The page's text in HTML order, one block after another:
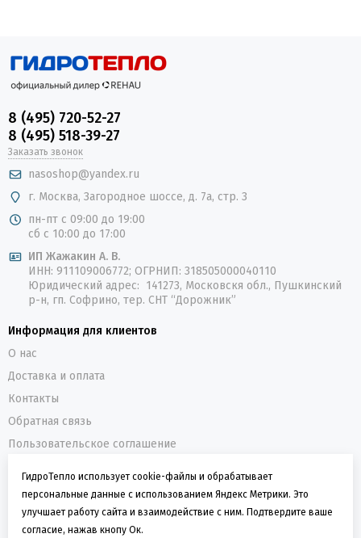
8 (495) 720-52-27
8 (495) 518-39-27
Заказать звонок
nasoshop@yandex.ru
г. Москва, Загородное шоссе, д. 7а, стр. 3
пн-пт с 09:00 до 19:00
сб с 10:00 до 17:00
ИП Жажакин А. В.
ИНН: 911109006772; ОГРНИП: 318505000040110
Юридический адрес: 141273, Московскя обл., Пушкинский
р-н, гп. Софрино, тер. СНТ “Дорожник”
Информация для клиентов
О нас
Доставка и оплата
Контакты
Обратная связь
Пользовательское соглашение
О компании
ГидроТепло - интернет-магазин оборудования для
водоснабжения и отопления
ГидроТепло использует cookie-файлы и обрабатывает
персональные данные с использованием Яндекс Метрики. Это
улучшает работу сайта и взаимодействие с ним. Подтвердите ваше
согласие, нажав кнопу Ок.